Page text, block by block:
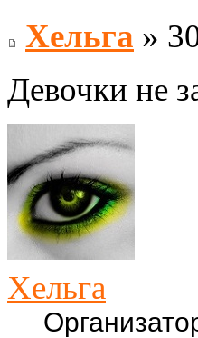
Хельга »
Девочки не
Хельга